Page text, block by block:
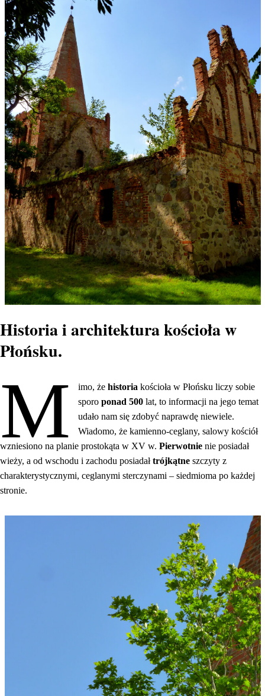
Historia i architektura kościoła w
Płońsku.
M imo, żehistoriakościoła w Płońsku liczy sobie
sporoponad 500lat, to informacji na jego temat
udało nam się zdobyć naprawdę niewiele.
Wiadomo, że kamienno-ceglany, salowy kościół
wzniesiono na planie prostokąta w XV w. Pierwotnie nie posiadał
wieży, a od wschodu i zachodu posiadałtrójkątne szczyty z
charakterystycznymi, ceglanymi sterczynami – siedmioma po każdej
stronie.